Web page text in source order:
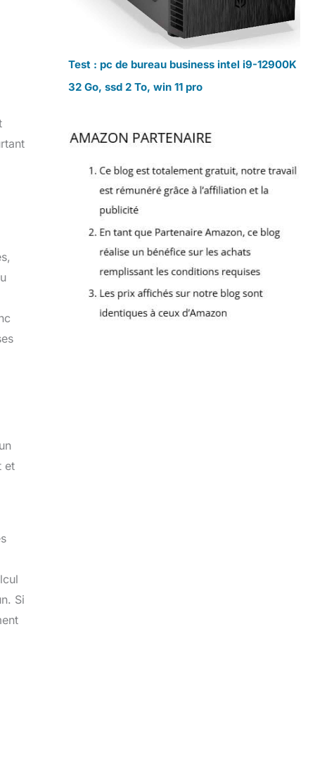
et
Si
Test : pc de bureau business intel i9-12900K
32 Go, ssd 2 To, win 11 pro